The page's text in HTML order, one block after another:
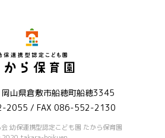
山県倉敷市船穂町船穂3345
2055 / FAX 086-552-2130
幼保連携型認定こども園 たから保育園